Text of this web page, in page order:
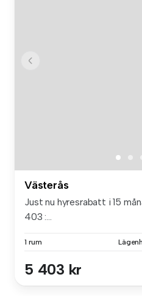
Västerås
Just nu hyresrabatt i 15
403 :...
1 rum
5 403 kr